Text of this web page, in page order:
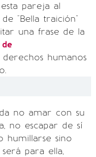
pareja al
"Bella traición"
una frase de la
humanos
no amar con su
no escapar de sí
humillarse sino
para ella,